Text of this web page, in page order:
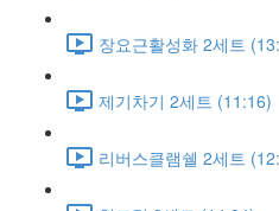
장요근활성화 2세트
제기차기 2세트 (11:16)
리버스클램쉘 2세트